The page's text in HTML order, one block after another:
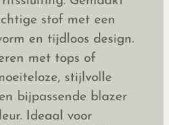
stof met een
en tijdloos design.
met tops of
stijlvolle
bijpassende blazer
Ideaal voor